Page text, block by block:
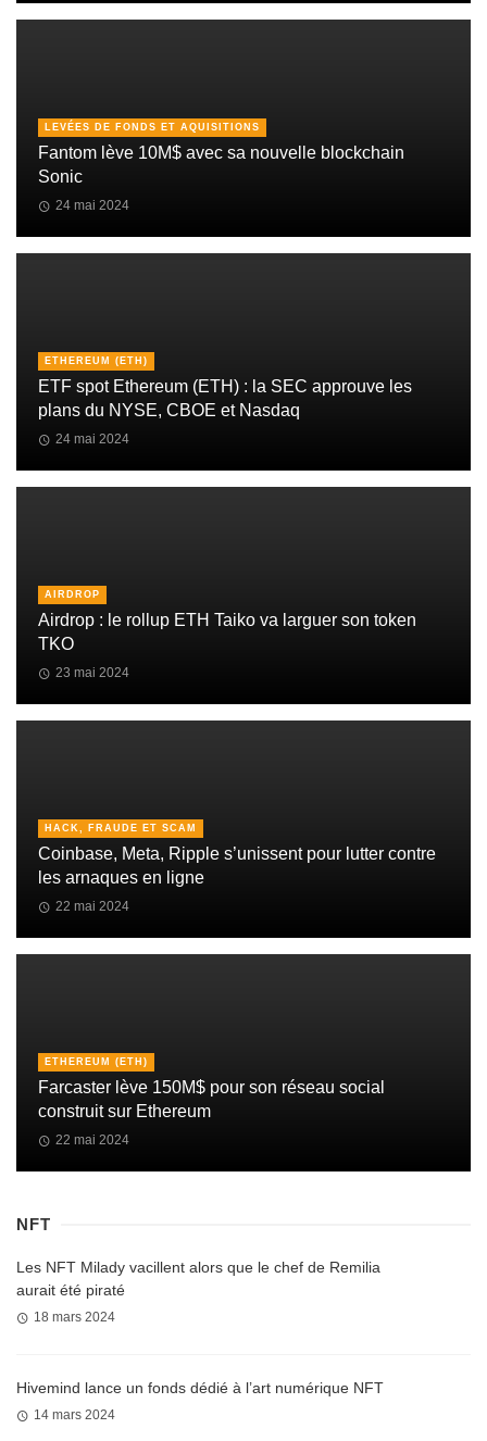
LEVÉES DE FONDS ET AQUISITIONS
Fantom lève 10M$ avec sa nouvelle blockchain
Sonic
24 mai 2024
ETHEREUM (ETH)
ETF spot Ethereum (ETH) : la SEC approuve les
plans du NYSE, CBOE et Nasdaq
24 mai 2024
AIRDROP
Airdrop : le rollup ETH Taiko va larguer son token
TKO
23 mai 2024
HACK, FRAUDE ET SCAM
Coinbase, Meta, Ripple s’unissent pour lutter contre
les arnaques en ligne
22 mai 2024
ETHEREUM (ETH)
Farcaster lève 150M$ pour son réseau social
construit sur Ethereum
22 mai 2024
NFT
Les NFT Milady vacillent alors que le chef de Remilia
aurait été piraté
18 mars 2024
Hivemind lance un fonds dédié à l’art numérique NFT
14 mars 2024